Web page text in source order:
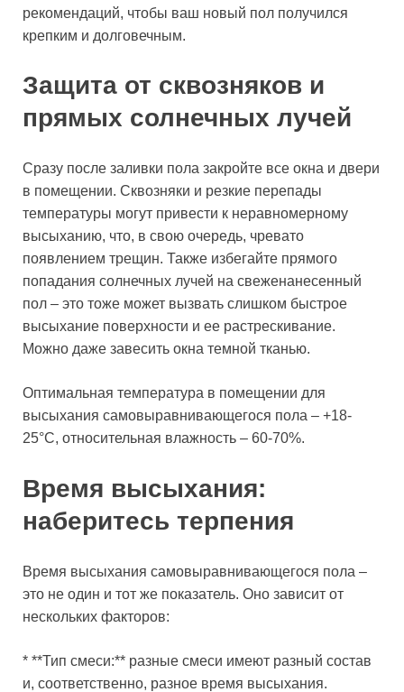
рекомендаций, чтобы ваш новый пол получился
крепким и долговечным.
Защита от сквозняков и
прямых солнечных лучей
Сразу после заливки пола закройте все окна и двери
в помещении. Сквозняки и резкие перепады
температуры могут привести к неравномерному
высыханию, что, в свою очередь, чревато
появлением трещин. Также избегайте прямого
попадания солнечных лучей на свеженанесенный
пол – это тоже может вызвать слишком быстрое
высыхание поверхности и ее растрескивание.
Можно даже завесить окна темной тканью.
Оптимальная температура в помещении для
высыхания самовыравнивающегося пола – +18-
25°C, относительная влажность – 60-70%.
Время высыхания:
наберитесь терпения
Время высыхания самовыравнивающегося пола –
это не один и тот же показатель. Оно зависит от
нескольких факторов:
* **Тип смеси:** разные смеси имеют разный состав
и, соответственно, разное время высыхания.